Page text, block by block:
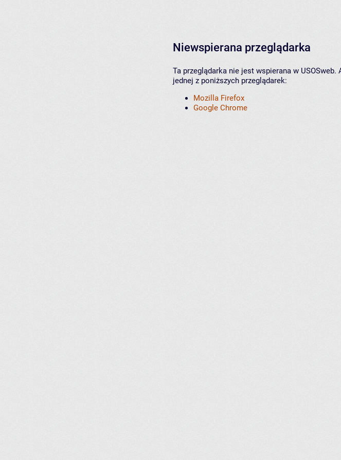
Niewspierana przeglądarka
Ta przeglądarka nie jest wspierana w
jednej z poniższych przeglądarek:
Mozilla Firefox
Google Chrome